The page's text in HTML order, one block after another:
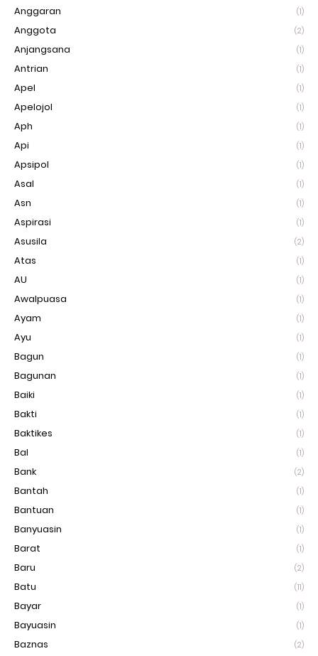
Anggaran (1)
Anggota (2)
Anjangsana (1)
Antrian (1)
Apel (1)
Apelojol (1)
Aph (1)
Api (1)
Apsipol (1)
Asal (1)
Asn (1)
Aspirasi (1)
Asusila (2)
Atas (1)
AU (1)
Awalpuasa (1)
Ayam (1)
Ayu (1)
Bagun (1)
Bagunan (1)
Baiki (1)
Bakti (1)
Baktikes (1)
Bal (1)
Bank (2)
Bantah (1)
Bantuan (1)
Banyuasin (1)
Barat (1)
Baru (2)
Batu (11)
Bayar (1)
Bayuasin (1)
Baznas (2)